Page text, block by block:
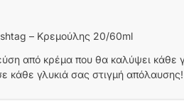
– Κρεμούλης 20/60ml
από κρέμα που θα καλύψει κάθε
κάθε γλυκιά σας στιγμή απόλαυσης!